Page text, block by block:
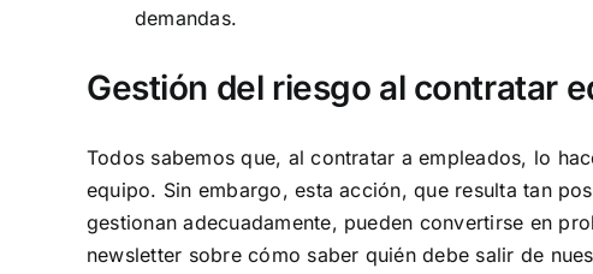
demandas.
Gestión del riesgo al contratar
Todos sabemos que, al contratar a empleados, lo
equipo. Sin embargo, esta acción, que resulta tan
gestionan adecuadamente, pueden convertirse en
newsletter sobre cómo saber quién debe salir de